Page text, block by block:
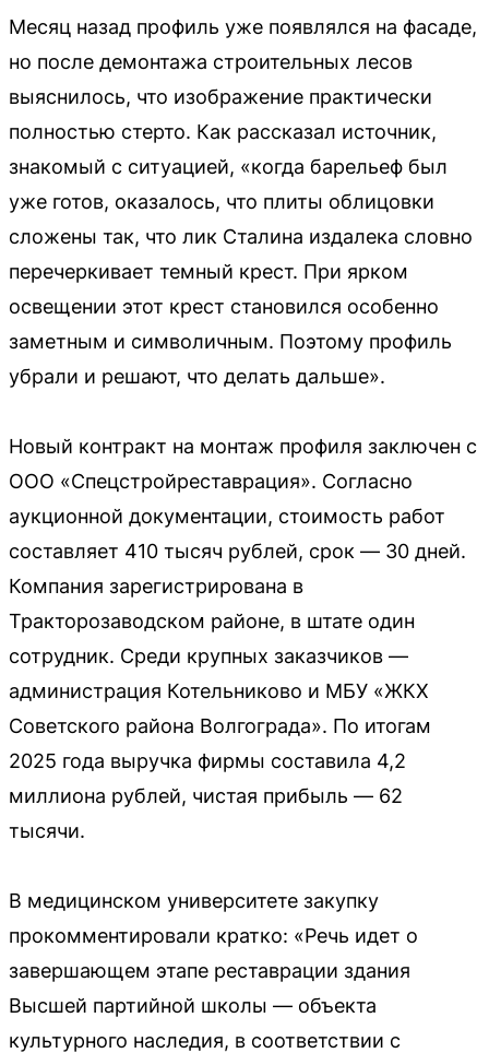
Месяц назад профиль уже появлялся на фасаде,
но после демонтажа строительных лесов
выяснилось, что изображение практически
полностью стерто. Как рассказал источник,
знакомый с ситуацией, «когда барельеф был
уже готов, оказалось, что плиты облицовки
сложены так, что лик Сталина издалека словно
перечеркивает темный крест. При ярком
освещении этот крест становился особенно
заметным и символичным. Поэтому профиль
убрали и решают, что делать дальше».
Новый контракт на монтаж профиля заключен с
ООО «Спецстройреставрация». Согласно
аукционной документации, стоимость работ
составляет 410 тысяч рублей, срок — 30 дней.
Компания зарегистрирована в
Тракторозаводском районе, в штате один
сотрудник. Среди крупных заказчиков —
администрация Котельниково и МБУ «ЖКХ
Советского района Волгограда». По итогам
2025 года выручка фирмы составила 4,2
миллиона рублей, чистая прибыль — 62
тысячи.
В медицинском университете закупку
прокомментировали кратко: «Речь идет о
завершающем этапе реставрации здания
Высшей партийной школы — объекта
культурного наследия, в соответствии с